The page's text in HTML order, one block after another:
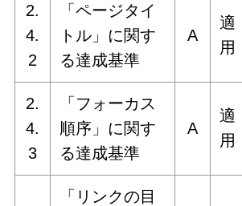
2.
4.
2
「ページタイ
トル」に関す
る達成基準
A
適
用
2.
4.
3
「フォーカス
順序」に関す
る達成基準
A
適
用
「リンクの目